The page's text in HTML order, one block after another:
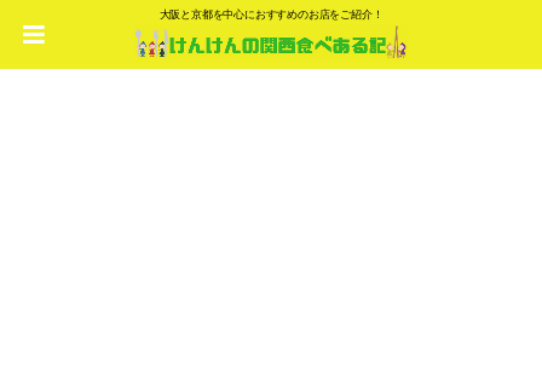
大阪と京都を中心におすすめのお店をご紹介！